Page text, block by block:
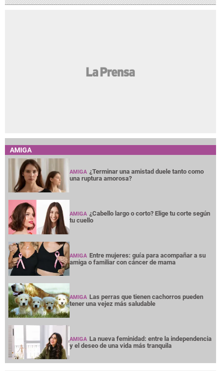
AMIGA
AMIGA ¿Terminar una amistad duele tanto como
una ruptura amorosa?
AMIGA ¿Cabello largo o corto? Elige tu corte según
tu cuello
AMIGA Entre mujeres: guía para acompañar a su
amiga o familiar con cáncer de mama
AMIGA Las perras que tienen cachorros pueden
tener una vejez más saludable
AMIGA La nueva feminidad: entre la independencia
y el deseo de una vida más tranquila